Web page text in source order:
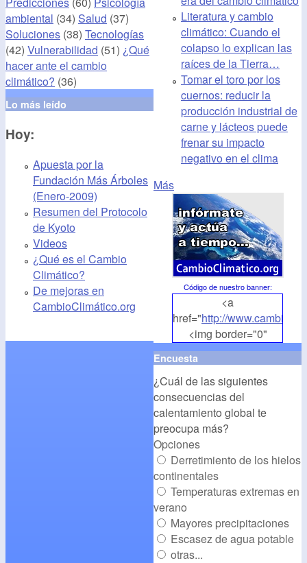
ambiental (34) Salud (37)
Soluciones (38) Tecnologías
(42) Vulnerabilidad (51) ¿Qué
hacer ante el cambio
climático? (36)
Lo más leído
Hoy:
Apuesta por la
Fundación Más Árboles
(Enero-2009)
Resumen del Protocolo
de Kyoto
Videos
¿Qué es el Cambio
Climático?
De mejoras en
CambioClimático.org
Literatura y cambio
climático: Cuando el
colapso lo explican las
raíces de la Tierra…
Tomar el toro por los
cuernos: reducir la
producción industrial de
carne y lácteos puede
frenar su impacto
negativo en el clima
Más
Código de nuestro banner:
<a
href="http://
<img border="0"
align="middle"
src="http://
alt="CambioClimatico.org"
/></a>
Encuesta
¿Cuál de las siguientes
consecuencias del
calentamiento global te
preocupa más?
Opciones
Derretimiento de los hielos
continentales
Temperaturas extremas en
verano
Mayores precipitaciones
Escasez de agua potable
otras...